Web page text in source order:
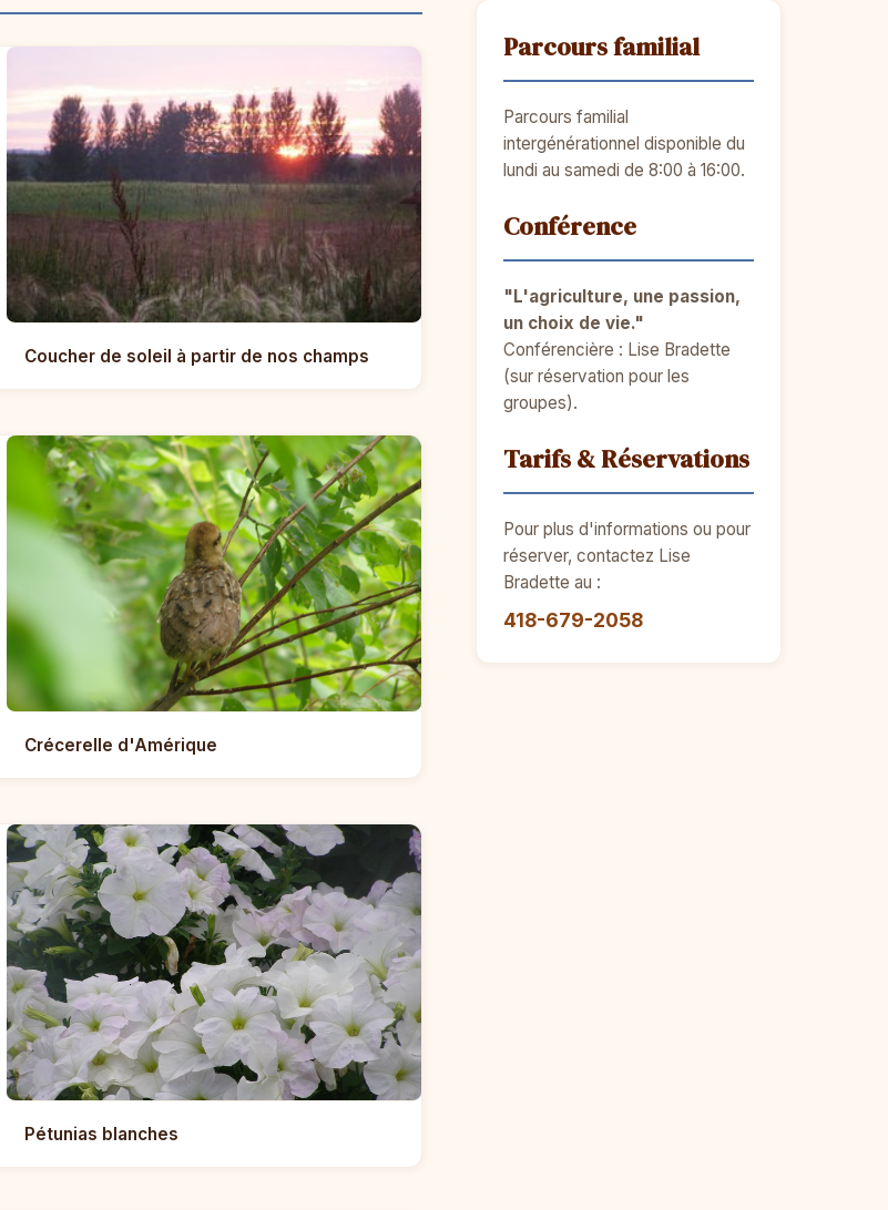
Coucher de soleil à partir de nos champs
Crécerelle d'Amérique
Pétunias blanches
Parcours familial
Parcours familial
intergénérationnel disponible du
lundi au samedi de 8:00 à 16:00.
Conférence
"L'agriculture, une passion,
un choix de vie."
Conférencière : Lise Bradette
(sur réservation pour les
groupes).
Tarifs & Réservations
Pour plus d'informations ou pour
réserver, contactez Lise
Bradette au :
418-679-2058